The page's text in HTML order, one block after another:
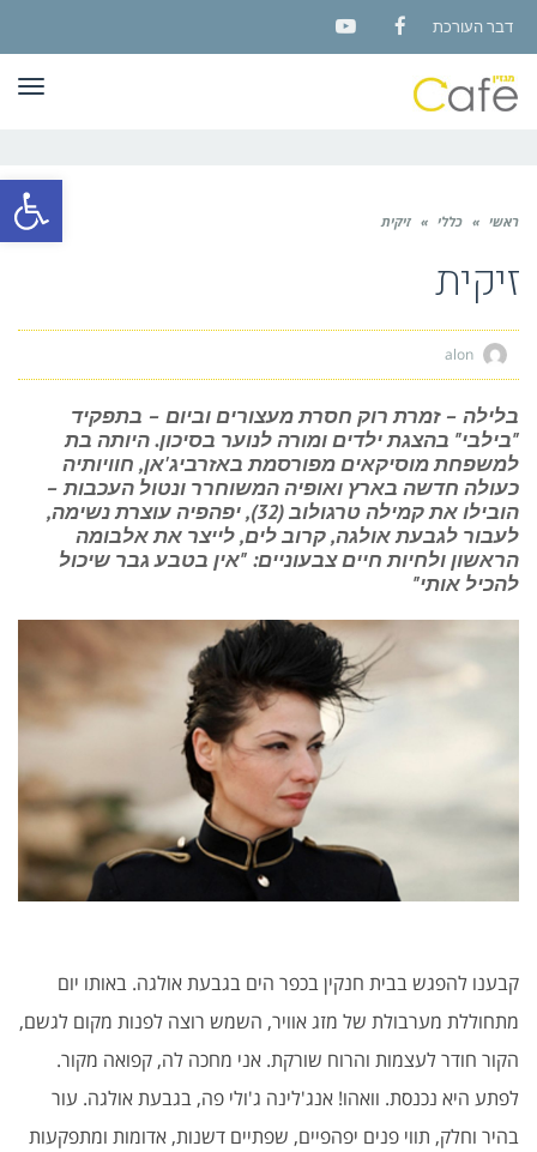
פתח
דבר העורכת
Facebook
YouTube
ראשי » כללי » זיקית
זיקית
בלילה – זמרת רוק חסרת מעצורים וביום – בתפקיד
"בילבי" בהצגת ילדים ומורה לנוער בסיכון. היותה בת
למשפחת מוסיקאים מפורסמת באזרביג'אן, חוויותיה
כעולה חדשה בארץ ואופיה המשוחרר ונטול העכבות –
הובילו את קמילה טרגולוב (32), יפהפיה עוצרת נשימה,
לעבור לגבעת אולגה, קרוב לים, לייצר את אלבומה
הראשון ולחיות חיים צבעוניים: "אין בטבע גבר שיכול
להכיל אותי"
קבענו להפגש בבית חנקין בכפר הים בגבעת אולגה. באותו יום
מתחוללת מערבולת של מזג אוויר, השמש רוצה לפנות מקום לגשם,
הקור חודר לעצמות והרוח שורקת. אני מחכה לה, קפואה מקור.
לפתע היא נכנסת. וואהו! אנג'לינה ג'ולי פה, בגבעת אולגה. עור
בהיר וחלק, תווי פנים יפהפיים, שפתיים דשנות, אדומות ומתפקעות